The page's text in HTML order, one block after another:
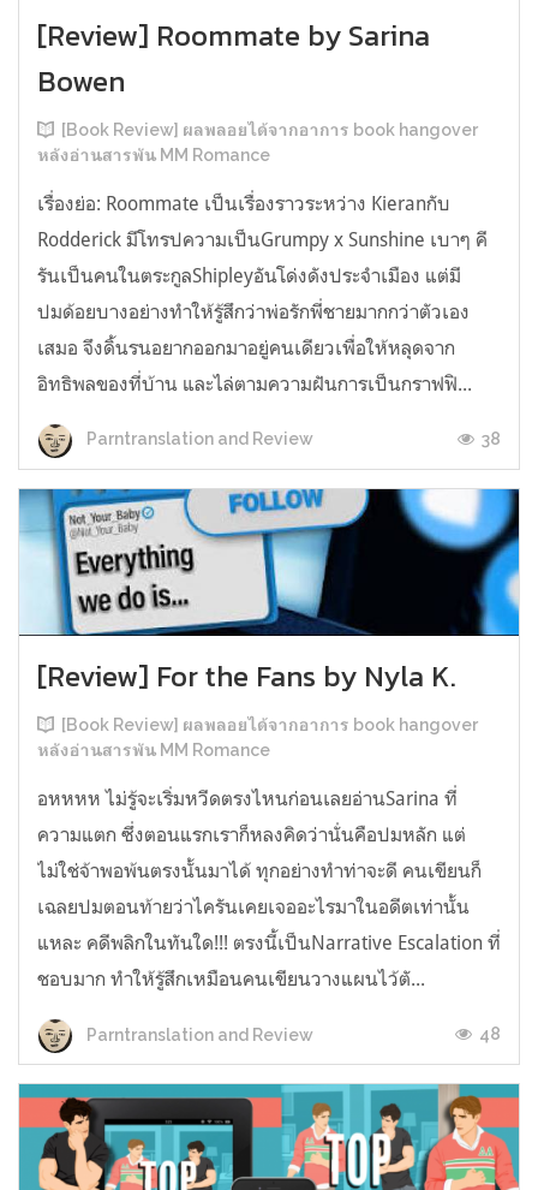
[Review] Roommate by Sarina
Bowen
[Book Review] ผลพลอยได้จากอาการ book hangover
หลังอ่านสารพัน MM Romance
เรื่องย่อ: Roommate เป็นเรื่องราวระหว่าง Kieranกับ
Rodderick มีโทรปความเป็นGrumpy x Sunshine เบาๆ คี
รันเป็นคนในตระกูลShipleyอันโด่งดังประจำเมือง แต่มี
ปมด้อยบางอย่างทำให้รู้สึกว่าพ่อรักพี่ชายมากกว่าตัวเอง
เสมอ จึงดิ้นรนอยากออกมาอยู่คนเดียวเพื่อให้หลุดจาก
อิทธิพลของที่บ้าน และไล่ตามความฝันการเป็นกราฟฟิ...
Parntranslation and Review 38
[Review] For the Fans by Nyla K.
[Book Review] ผลพลอยได้จากอาการ book hangover
หลังอ่านสารพัน MM Romance
อหหหห ไม่รู้จะเริ่มหวีดตรงไหนก่อนเลยอ่านSarina ที่
ความแตก ซึ่งตอนแรกเราก็หลงคิดว่านั่นคือปมหลัก แต่
ไม่ใช่จ้าพอพ้นตรงนั้นมาได้ ทุกอย่างทำท่าจะดี คนเขียนก็
เฉลยปมตอนท้ายว่าไครันเคยเจออะไรมาในอดีตเท่านั้น
แหละ คดีพลิกในทันใด!!! ตรงนี้เป็นNarrative Escalation ที่
ชอบมาก ทำให้รู้สึกเหมือนคนเขียนวางแผนไว้ตั...
Parntranslation and Review 48